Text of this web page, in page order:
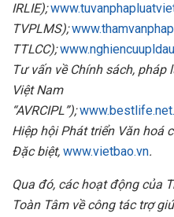
IRLIE);
TVPLMS);
TTLCC);
Tư vấn về Chính sách,
Việt Nam
“AVRCIPL”);
Hiệp hội Phát triển Văn hoá
Đặc biệt, www.vietbao.vn.
Qua đó, các hoạt động của
Toàn Tâm về công tác trợ